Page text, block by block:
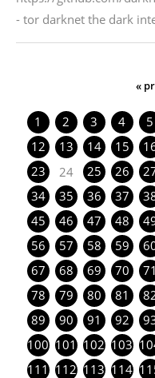
- tor darknet the dark
«
1 2 3 4 5
12
13 14 15
23
24 25 26
34
35 36 37
45
46 47 48
56
57 58 59
67
68 69 70 71
78
79 80 81
89
90 91 92
100 101 102 103
111 112 113 114